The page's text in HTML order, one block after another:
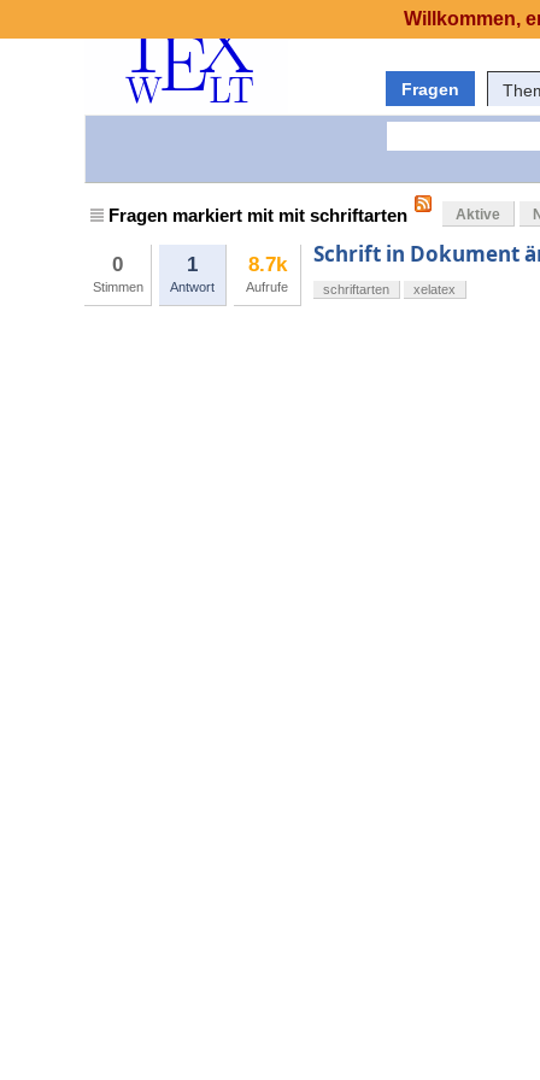
Fragen
Fragen markiert mit mit schriftarten Aktive
0
Stimmen
1
Antwort
8.7k
Aufrufe
Schrift in Dokument
schriftarten xelatex
Willkommen,